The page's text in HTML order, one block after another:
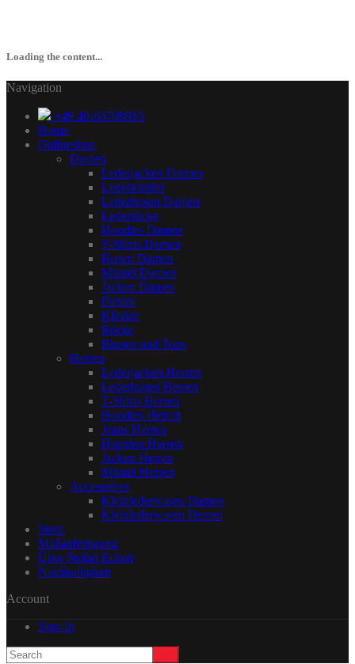
Loading the content...
Navigation
+49 40-63708915
Home
Onlineshop
Damen
Lederjacken Damen
Lederkleider
Lederhosen Damen
Lederröcke
Hoodies Damen
T-Shirts Damen
Hosen Damen
Mäntel Damen
Jacken Damen
Denim
Kleider
Röcke
Blusen und Tops
Herren
Lederjacken Herren
Lederhosen Herren
T-Shirts Herren
Hoodies Herren
Jeans Herren
Hemden Herren
Jacken Herren
Mäntel Herren
Accessoires
Kleinlederwaren Damen
Kleinlederwaren Herren
Store
Maßanfertigung
Über Stefan Eckert
Nachhaltigkeit
Account
Sign In